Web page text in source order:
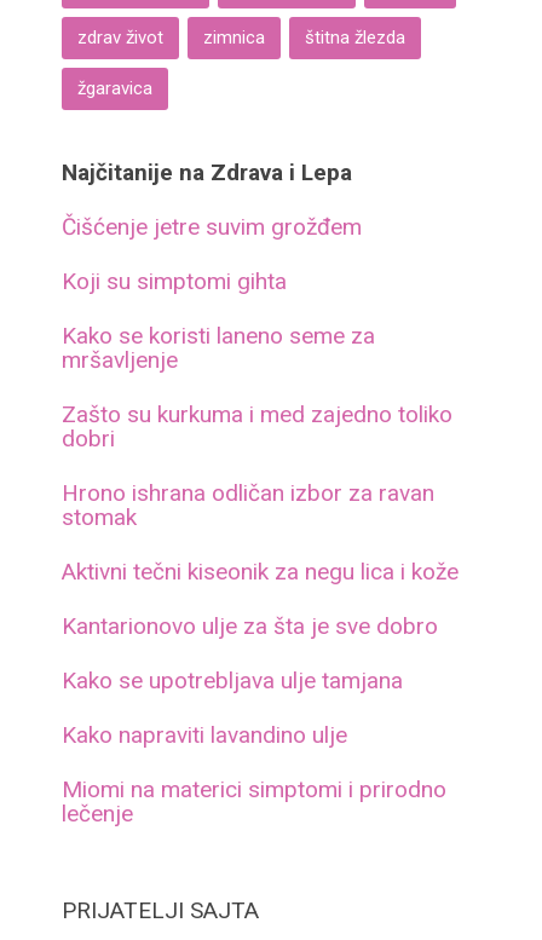
zdrav život zimnica štitna žlezda
žgaravica
Najčitanije na Zdrava i Lepa
Čišćenje jetre suvim grožđem
Koji su simptomi gihta
Kako se koristi laneno seme za
mršavljenje
Zašto su kurkuma i med zajedno toliko
dobri
Hrono ishrana odličan izbor za ravan
stomak
Aktivni tečni kiseonik za negu lica i kože
Kantarionovo ulje za šta je sve dobro
Kako se upotrebljava ulje tamjana
Kako napraviti lavandino ulje
Miomi na materici simptomi i prirodno
lečenje
PRIJATELJI SAJTA